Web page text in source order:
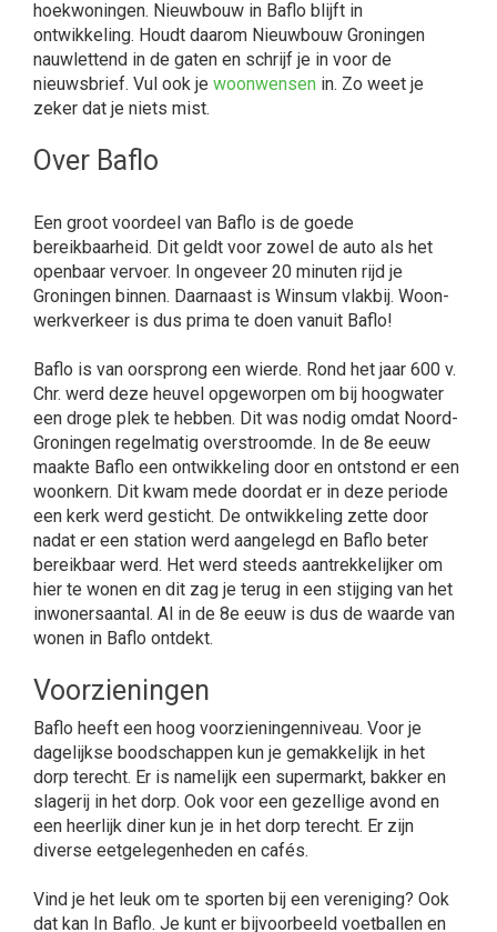
hoekwoningen. Nieuwbouw in Baflo blijft in
ontwikkeling. Houdt daarom Nieuwbouw Groningen
nauwlettend in de gaten en schrijf je in voor de
nieuwsbrief. Vul ook je woonwensen in. Zo weet je
zeker dat je niets mist.
Over Baflo
Een groot voordeel van Baflo is de goede
bereikbaarheid. Dit geldt voor zowel de auto als het
openbaar vervoer. In ongeveer 20 minuten rijd je
Groningen binnen. Daarnaast is Winsum vlakbij. Woon-
werkverkeer is dus prima te doen vanuit Baflo!
Baflo is van oorsprong een wierde. Rond het jaar 600 v.
Chr. werd deze heuvel opgeworpen om bij hoogwater
een droge plek te hebben. Dit was nodig omdat Noord-
Groningen regelmatig overstroomde. In de 8e eeuw
maakte Baflo een ontwikkeling door en ontstond er een
woonkern. Dit kwam mede doordat er in deze periode
een kerk werd gesticht. De ontwikkeling zette door
nadat er een station werd aangelegd en Baflo beter
bereikbaar werd. Het werd steeds aantrekkelijker om
hier te wonen en dit zag je terug in een stijging van het
inwonersaantal. Al in de 8e eeuw is dus de waarde van
wonen in Baflo ontdekt.
Voorzieningen
Baflo heeft een hoog voorzieningenniveau. Voor je
dagelijkse boodschappen kun je gemakkelijk in het
dorp terecht. Er is namelijk een supermarkt, bakker en
slagerij in het dorp. Ook voor een gezellige avond en
een heerlijk diner kun je in het dorp terecht. Er zijn
diverse eetgelegenheden en cafés.
Vind je het leuk om te sporten bij een vereniging? Ook
dat kan In Baflo. Je kunt er bijvoorbeeld voetballen en